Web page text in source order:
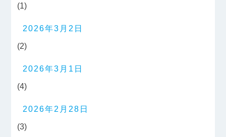
(1)
2026年3月2日
(2)
2026年3月1日
(4)
2026年2月28日
(3)